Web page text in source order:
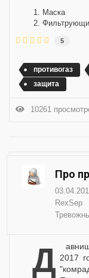
Маска
5
противогаз
защита
10261
Про
RexSep
Давнишняя (не позже чем от 22 августа ещё 2017